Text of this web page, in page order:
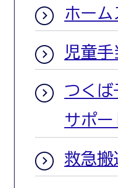
ホー
児童手
つくば
サポ
救急搬